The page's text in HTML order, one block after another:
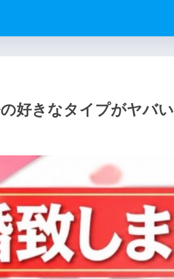
好きなタイプがヤバい